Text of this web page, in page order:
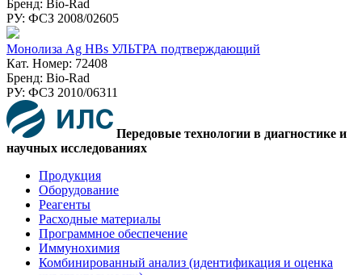
Бренд: Bio-Rad
РУ: ФСЗ 2008/02605
Монолиза Ag HBs УЛЬТРА подтверждающий
Кат. Номер: 72408
Бренд: Bio-Rad
РУ: ФСЗ 2010/06311
Передовые технологии в диагностике и
научных исследованиях
Продукция
Оборудование
Реагенты
Расходные материалы
Программное обеспечение
Иммунохимия
Комбинированный анализ (идентификация и оценка